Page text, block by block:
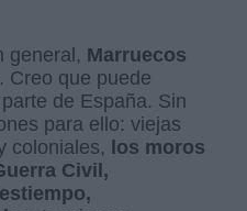
general, Marruecos
. Creo que puede
de España. Sin
para ello: viejas
coloniales,
los moros
Civil,